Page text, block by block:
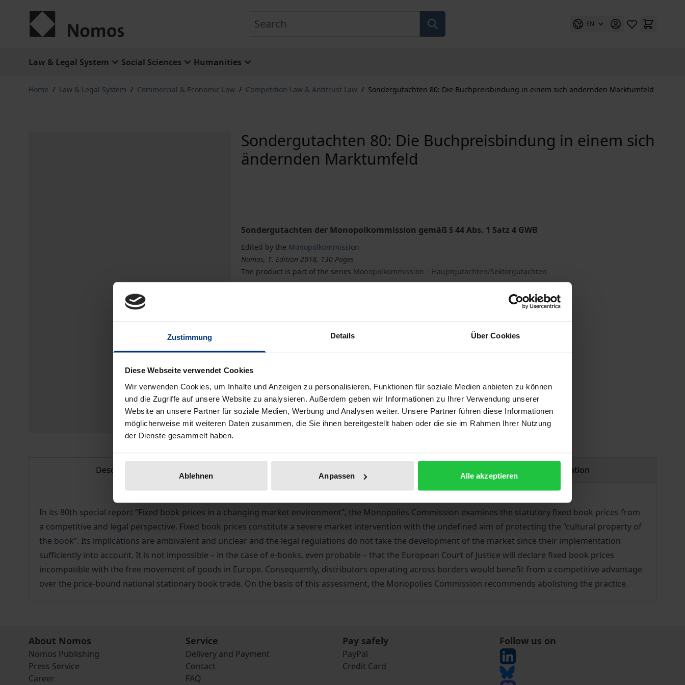
Zustimmung Details Über Cookies
Diese Webseite verwendet Cookies
Wir verwenden Cookies, um Inhalte und Anzeigen zu personalisieren, Funktionen für soziale Medien anbieten zu können
und die Zugriffe auf unsere Website zu analysieren. Außerdem geben wir Informationen zu Ihrer Verwendung unserer
Website an unsere Partner für soziale Medien, Werbung und Analysen weiter. Unsere Partner führen diese Informationen
möglicherweise mit weiteren Daten zusammen, die Sie ihnen bereitgestellt haben oder die sie im Rahmen Ihrer Nutzung
der Dienste gesammelt haben.
Ablehnen Anpassen Alle akzeptieren
EN
Law & Legal System Social Sciences Humanities
Home / Law & Legal System / Commercial & Economic Law / Competition Law & Antitrust Law / Sondergutachten 80: Die Buchpreisbindung in einem sich ändernden Marktumfeld
Sondergutachten 80: Die Buchpreisbindung in einem sich
ändernden Marktumfeld
Sondergutachten der Monopolkommission gemäß § 44 Abs. 1 Satz 4 GWB
Edited by the Monopolkommission
Nomos, 1. Edition 2018, 130 Pages
The product is part of the series Monopolkommission – Hauptgutachten/Sektorgutachten
Sondergutachten 80: Die Buchpreisbindung in einem sich ändernden Marktumfeld
Prices include VAT. Depending on the delivery address, VAT may vary at checkout.
Add to Cart Add to Wish List
Delivery cost notice
Description Bibliographical data Product safety information
In its 80th special report “Fixed book prices in a changing market environment”, the Monopolies Commission examines the statutory fixed book prices from
a competitive and legal perspective. Fixed book prices constitute a severe market intervention with the undefined aim of protecting the “cultural property of
the book”. Its implications are ambivalent and unclear and the legal regulations do not take the development of the market since their implementation
sufficiently into account. It is not impossible – in the case of e-books, even probable – that the European Court of Justice will declare fixed book prices
incompatible with the free movement of goods in Europe. Consequently, distributors operating across borders would benefit from a competitive advantage
over the price-bound national stationary book trade. On the basis of this assessment, the Monopolies Commission recommends abolishing the practice.
About Nomos
Nomos Publishing
Press Service
Career
Service
Delivery and Payment
Contact
FAQ
Pay safely
PayPal
Credit Card
Follow us on